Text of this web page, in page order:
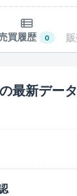
買履歴 0
最新データ